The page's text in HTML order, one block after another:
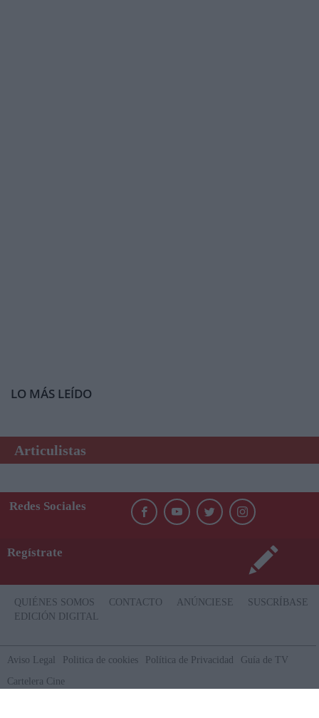
LO MÁS LEÍDO
Articulistas
Redes Sociales
Regístrate
QUIÉNES SOMOS CONTACTO ANÚNCIESE
SUSCRÍBASE
EDICIÓN DIGITAL
Aviso Legal Politica de cookies Política de Privacidad
Guía de TV
Cartelera Cine